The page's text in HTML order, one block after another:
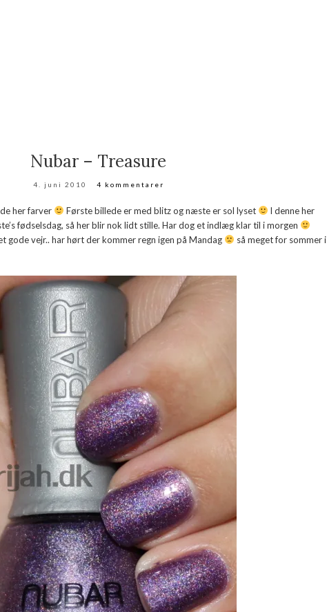
Nubar – Treasure
4. juni 2010 4 kommentarer
her farver Første billede er med blitz og næste er sol lyset
I denne her
fødselsdag, så her blir nok lidt stille. Har dog et indlæg klar til i morgen
gode vejr.. har hørt der kommer regn igen på Mandag
så meget for sommer i